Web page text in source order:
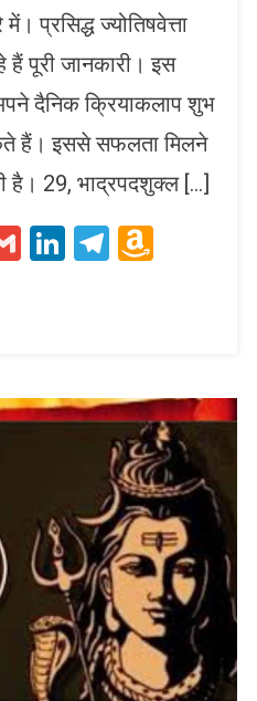
प्रसिद्ध ज्योतिषवेत्ता
हैं पूरी जानकारी। इस
दैनिक क्रियाकलाप शुभ
हैं। इससे सफलता मिलने
है। 29, भाद्रपदशुक्ल […]
GmailLinkedIn
Telegram